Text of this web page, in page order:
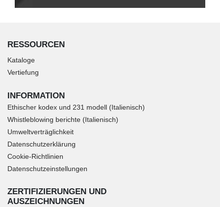
RESSOURCEN
Kataloge
Vertiefung
INFORMATION
Ethischer kodex und 231 modell (Italienisch)
Whistleblowing berichte (Italienisch)
Umweltverträglichkeit
Datenschutzerklärung
Cookie-Richtlinien
Datenschutzeinstellungen
ZERTIFIZIERUNGEN UND
AUSZEICHNUNGEN